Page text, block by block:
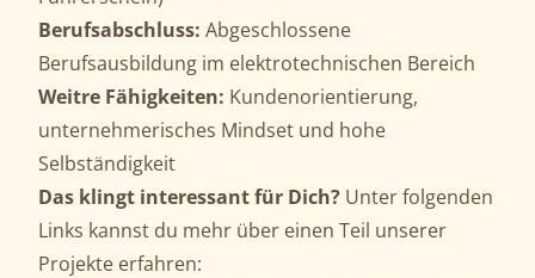
Berufsabschluss: Abgeschlossene
Berufsausbildung im elektrotechnischen Bereich
Weitre Fähigkeiten: Kundenorientierung,
unternehmerisches Mindset und hohe
Selbständigkeit
Das klingt interessant für Dich? Unter folgenden
Links kannst du mehr über einen Teil unserer
Projekte erfahren: